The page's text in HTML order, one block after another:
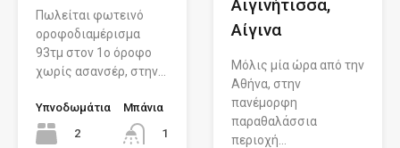
Πωλείται φωτεινό
οροφοδιαμέρισμα
93τμ στον 1ο όροφο
χωρίς ασανσέρ, στην…
Υπνοδωμάτια
2
Μπάνια
1
Αιγινήτισσα,
Αίγινα
Μόλις μία ώρα από την
Αθήνα, στην
πανέμορφη
παραθαλάσσια
περιοχή…